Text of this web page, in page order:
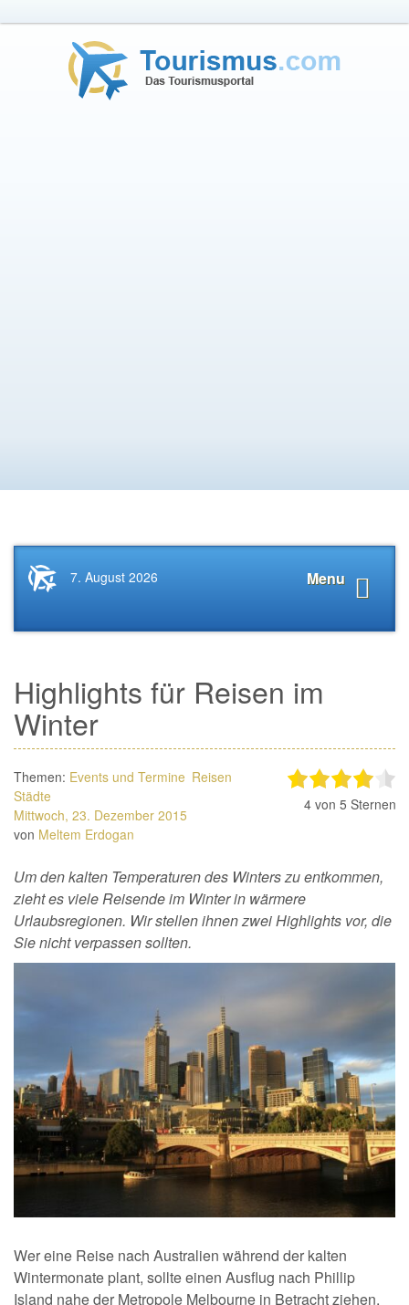
Startseite
News.Tourismus.com
Menu
7. August 2026
Highlights für Reisen im
Winter
Themen: Events und Termine Reisen
Städte
Mittwoch, 23. Dezember 2015
von Meltem Erdogan
4von 5 Sternen
Um den kalten Temperaturen des Winters zu entkommen,
zieht es viele Reisende im Winter in wärmere
Urlaubsregionen. Wir stellen ihnen zwei Highlights vor, die
Sie nicht verpassen sollten.
Wer eine Reise nach Australien während der kalten
Wintermonate plant, sollte einen Ausflug nach Phillip
Island nahe der Metropole Melbourne in Betracht ziehen.